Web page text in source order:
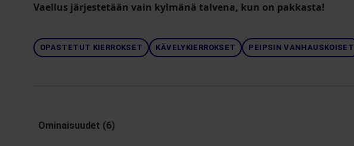
Vaellus järjestetään vain kylmänä talvena, kun on pakkasta!
OPASTETUT KIERROKSET KÄVELYKIERROKSET PEIPSIN VANHAUSKOISET
Ominaisuudet (6)